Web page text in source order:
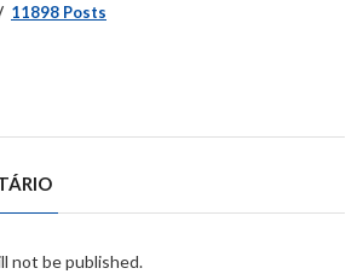
11898 Posts
not be published.